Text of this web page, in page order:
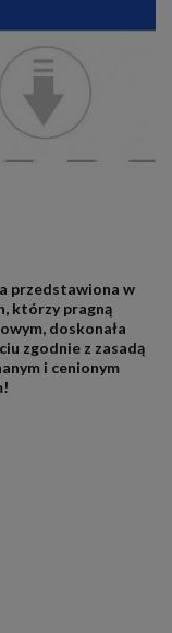
przedstawiona w
którzy pragną
doskonała
zgodnie z zasadą
i cenionym